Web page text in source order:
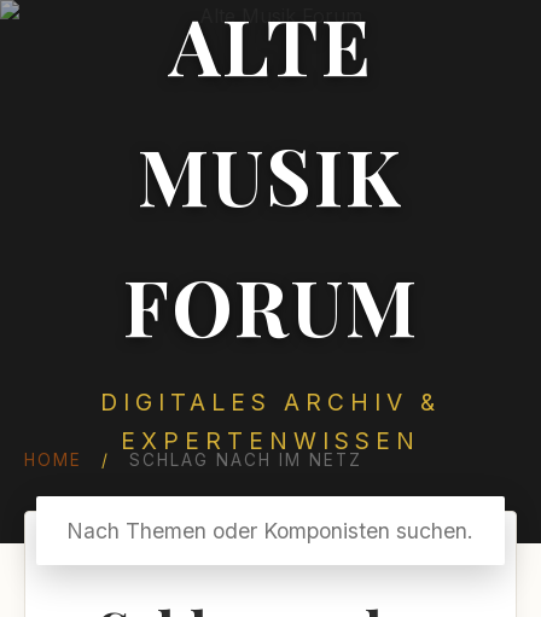
ALTE
MUSIK
FORUM
DIGITALES ARCHIV &
EXPERTENWISSEN
HOME / SCHLAG NACH IM NETZ